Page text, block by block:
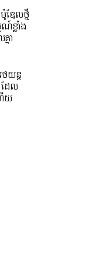
ឌែលថ្មី
ណ៍ខ្លាំង
នា
យន្ត
ដែល
ើយ